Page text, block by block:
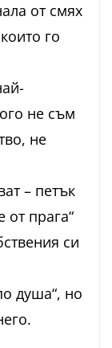
от смях
го
не съм
не
– петък
от прага“
си
душа“, но